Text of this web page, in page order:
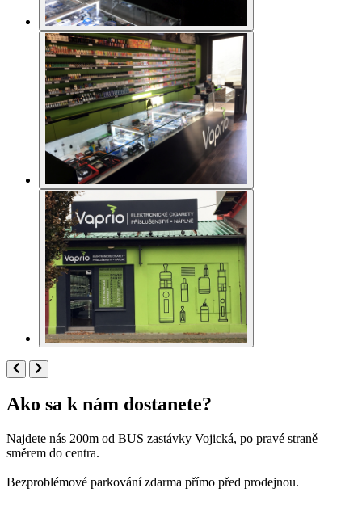
Ako sa k nám dostanete?
Najdete nás 200m od BUS zastávky Vojická, po pravé straně
směrem do centra.
Bezproblémové parkování zdarma přímo před prodejnou.